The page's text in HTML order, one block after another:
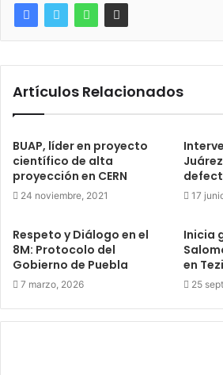
Artículos Relacionados
BUAP, líder en proyecto
científico de alta
proyección en CERN
24 noviembre, 2021 17
Respeto y Diálogo en el
8M: Protocolo del
Gobierno de Puebla
7 marzo, 2026
Inicia
en
25